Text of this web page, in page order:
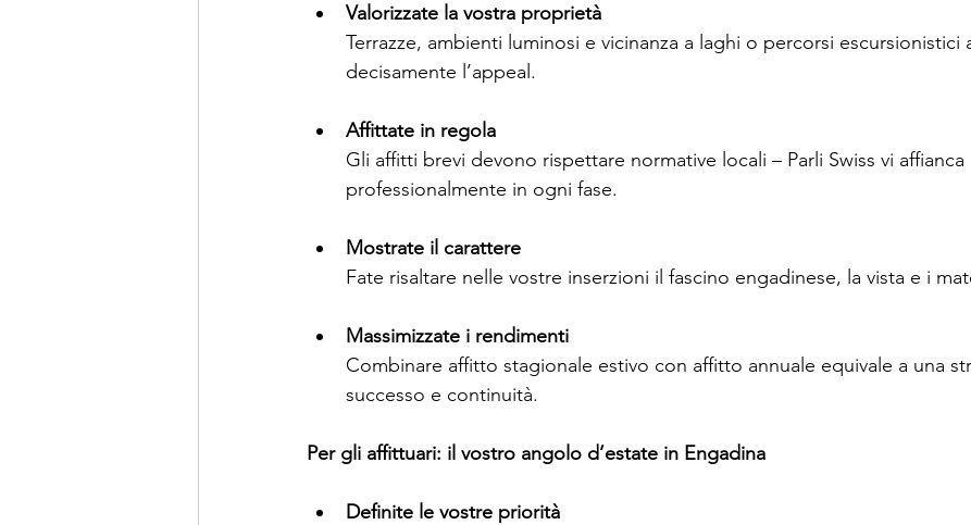
Valorizzate la vostra proprietà
Terrazze, ambienti luminosi e vicinanza a laghi o percorsi escursionistici
decisamente l’appeal.
Affittate in regola
Gli affitti brevi devono rispettare normative locali – Parli Swiss vi affianca
professionalmente in ogni fase.
Mostrate il carattere
Fate risaltare nelle vostre inserzioni il fascino engadinese, la vista e i
Massimizzate i rendimenti
Combinare affitto stagionale estivo con affitto annuale equivale a una
successo e continuità.
Per gli affittuari: il vostro angolo d’estate in Engadina
Definite le vostre priorità